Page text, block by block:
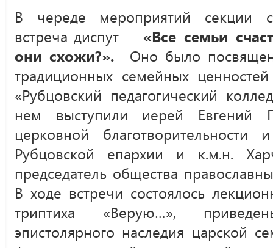
В череде мероприятий секции
встреча-диспут
«Все семьи
они схожи?». Оно было
традиционных семейных
«Рубцовский педагогический
нем выступили иерей Евгений
церковной
Рубцовской епархии и к.м.н.
председатель общества
В ходе встречи состоялось
триптиха «Верую…»,
эпистолярного наследия царской